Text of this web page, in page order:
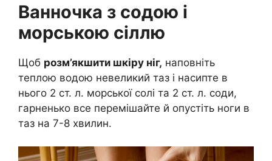
Ванночка з содою і
морською сіллю
Щоб розм’якшити шкіру ніг, наповніть
теплою водою невеликий таз і насипте в
нього 2 ст. л. морської солі та 2 ст. л. соди,
гарненько все перемішайте й опустіть ноги в
таз на 7-8 хвилин.